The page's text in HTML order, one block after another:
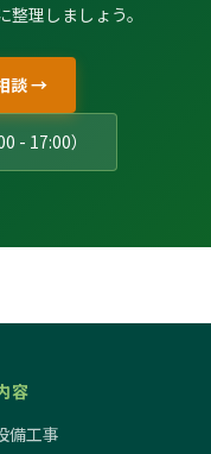
理しましょう。
談 →
- 17:00）
容
備工事